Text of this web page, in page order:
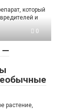
который
и
0
—
растение,